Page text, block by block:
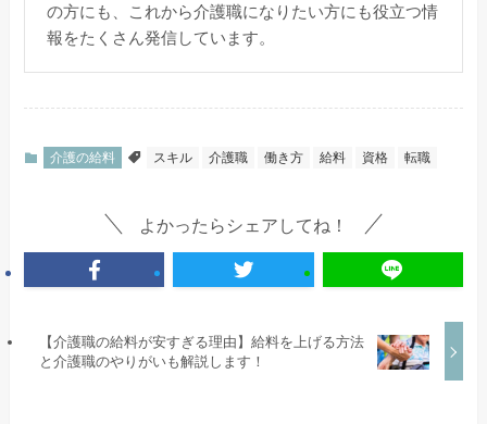
の方にも、これから介護職になりたい方にも役立つ情
報をたくさん発信しています。
介護の給料 スキル 介護職 働き方 給料 資格 転職
よかったらシェアしてね！
【介護職の給料が安すぎる理由】給料を上げる方法
と介護職のやりがいも解説します！